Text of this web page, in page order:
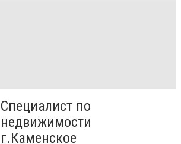
Специалист по
недвижимости
г.Каменское